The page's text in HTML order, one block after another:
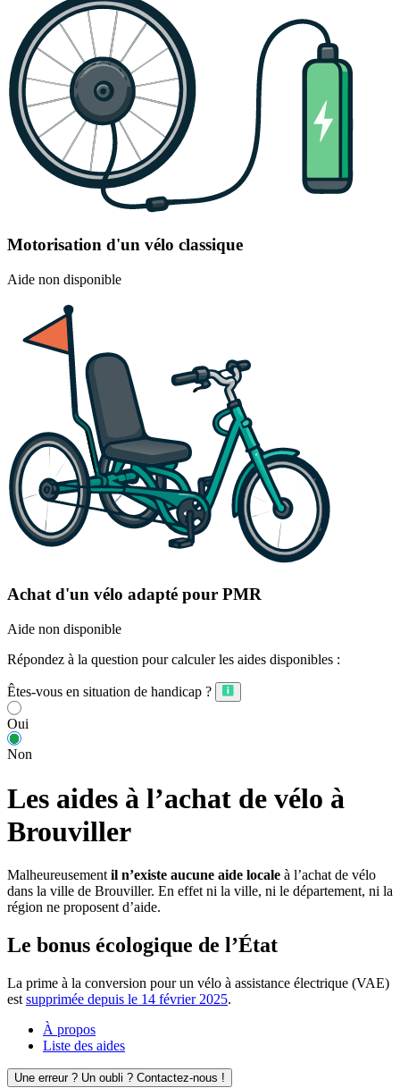
Motorisation d'un vélo classique
Aide non disponible
Achat d'un vélo adapté pour PMR
Aide non disponible
Répondez à la question pour calculer les aides disponibles :
Êtes-vous en situation de handicap ?
Oui
Non
Les aides à l’achat de vélo à
Brouviller
Malheureusement il n’existe aucune aide locale à l’achat de vélo
dans la ville de Brouviller. En effet ni la ville, ni le département, ni la
région ne proposent d’aide.
Le bonus écologique de l’État
La prime à la conversion pour un vélo à assistance électrique (VAE)
est supprimée depuis le 14 février 2025.
À propos
Liste des aides
Une erreur ? Un oubli ? Contactez-nous !